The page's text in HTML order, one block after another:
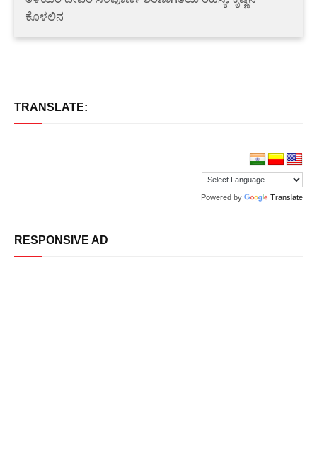
ಕೊಳಲಿನ
TRANSLATE:
Powered by Translate
RESPONSIVE AD